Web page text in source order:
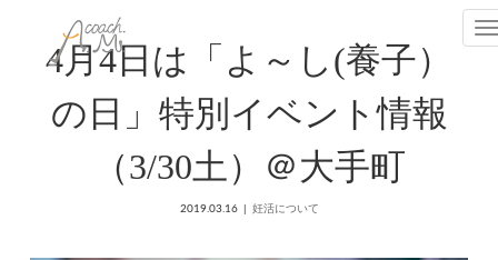
4月4日は「よ～し(養子）
の日」特別イベント情報
（3/30土）＠大手町
2019.03.16 妊活について